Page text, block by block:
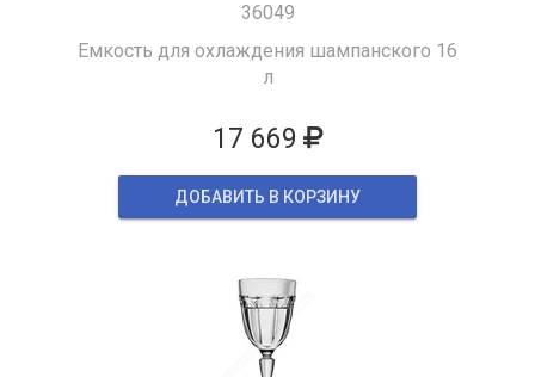
36049
Емкость для охлаждения шампанского 16
л
17 669
ДОБАВИТЬ В КОРЗИНУ